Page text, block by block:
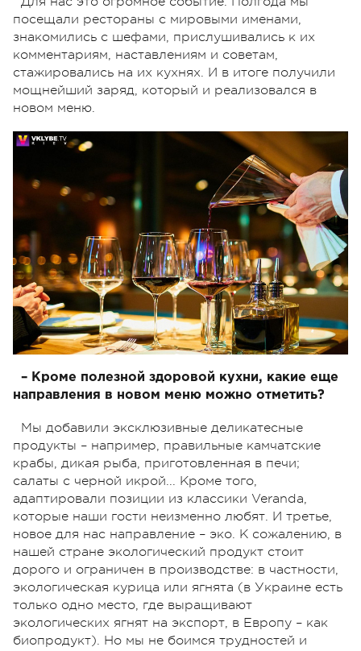
посещали рестораны с мировыми именами,
знакомились с шефами, прислушивались к их
комментариям, наставлениям и советам,
стажировались на их кухнях. И в итоге получили
мощнейший заряд, который и реализовался в
новом меню.
– Кроме полезной здоровой кухни, какие еще
направления в новом меню можно отметить?
Мы добавили эксклюзивные деликатесные
продукты – например, правильные камчатские
крабы, дикая рыба, приготовленная в печи;
салаты с черной икрой... Кроме того,
адаптировали позиции из классики Veranda,
которые наши гости неизменно любят. И третье,
новое для нас направление – эко. К сожалению, в
нашей стране экологический продукт стоит
дорого и ограничен в производстве: в частности,
экологическая курица или ягнята (в Украине есть
только одно место, где выращивают
экологических ягнят на экспорт, в Европу – как
биопродукт). Но мы не боимся трудностей и